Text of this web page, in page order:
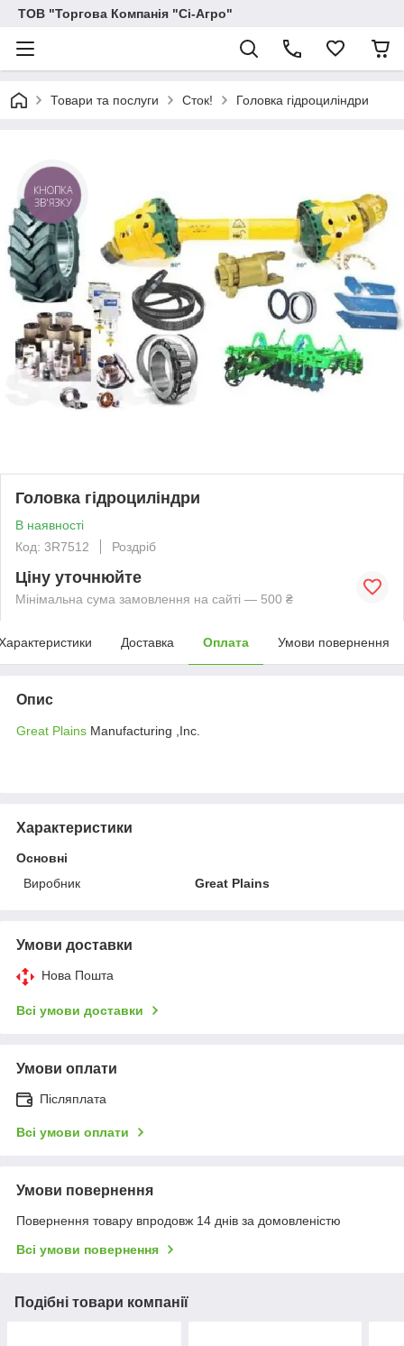
ТОВ "Торгова Компанія "Сі-Агро"
Товари та послуги Сток! Головка гідроциліндри
Головка гідроциліндри
В наявності
Код: 3R7512
Роздріб
Ціну уточнюйте
Мінімальна сума замовлення на сайті — 500 ₴
Доставка Оплата Умови повернення
Опис
Great Plains Manufacturing ,Inc.
Характеристики
Основні
Виробник
Great Plains
Умови доставки
Нова Пошта
Всі умови доставки
Умови оплати
Післяплата
Всі умови оплати
Умови повернення
Повернення товару впродовж 14 днів за домовленістю
Всі умови повернення
Подібні товари компанії
КНОПКА
ЗВ'ЯЗКУ